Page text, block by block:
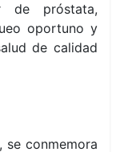
de próstata,
oportuno y
de calidad
se conmemora